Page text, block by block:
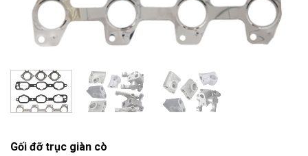
Gối đỡ trục giàn cò